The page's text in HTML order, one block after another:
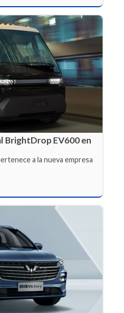
BrightDrop EV600 en
a la nueva empresa